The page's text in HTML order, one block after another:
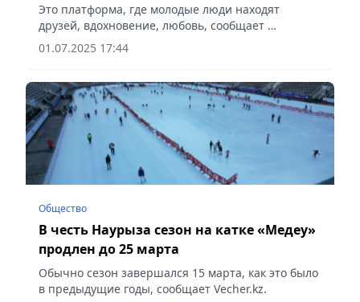
Это платформа, где молодые люди находят
друзей, вдохновение, любовь, сообщает
Vecher.kz.
01.07.2025 17:44
Общество
В честь Наурыза сезон на катке «Медеу»
продлен до 25 марта
Обычно сезон завершался 15 марта, как это было
в предыдущие годы, сообщает Vecher.kz.